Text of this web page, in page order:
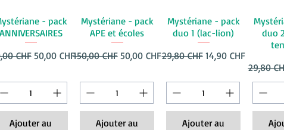
- pack
ANNIVERSAIRES
original
CHF Prix promotionnel
50,00 CHF
Ajouter au
Mystériane - pack
APE et écoles
Prix original
150,00 CHF Prix promotionnel
50,00 CHF
Ajouter au
Mystériane - pack
duo 1 (lac-lion)
Prix original
29,80 CHF Prix promotionnel
14,90 CHF
Ajouter au
duo
Prix
29,80